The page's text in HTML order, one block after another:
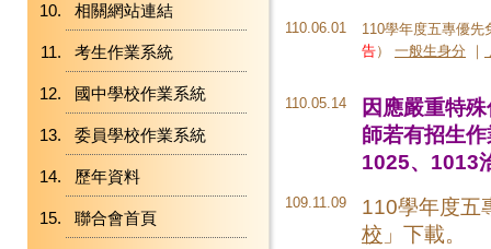
相關網站連結
考生作業系統
國中學校作業系統
委員學校作業系統
歷年資料
聯合會首頁
110.06.01
110學年度五專優
告） 一般生身分 ｜
110.05.14
因應嚴重特
師若有招生
1025、1013
109.11.09
110學年度五
校 」下載。